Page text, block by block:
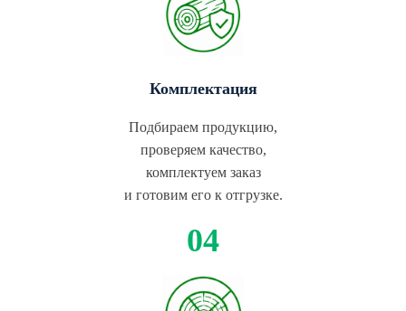
Комплектация
Подбираем продукцию,
проверяем качество,
комплектуем заказ
и готовим его к отгрузке.